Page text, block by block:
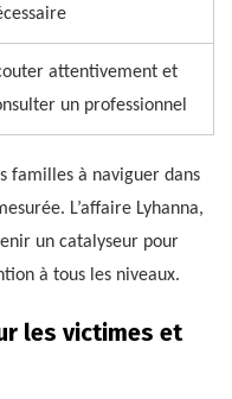
attentivement et
un professionnel
familles à naviguer dans
L’affaire Lyhanna,
un catalyseur pour
à tous les niveaux.
les victimes et